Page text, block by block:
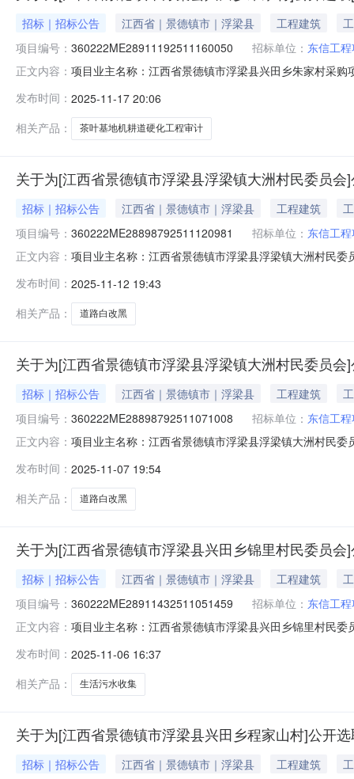
招标｜招标公告 江西省｜景德镇市｜浮梁县 工程建筑
项目编号： 360222ME28911192511160050 招标单位： 东信工
正文内容： 项目业主名称：江西省景德镇市浮梁县兴田乡朱家村采
签订合同时间：15（个工作日）资质要求：备案要求说
成都泽典
发布时间： 2025-11-17 20:06
相关产品：
茶叶基地机耕道硬化工程审计
关于为[江西省景德镇市浮梁县浮梁镇大洲村民委员
招标｜招标公告 江西省｜景德镇市｜浮梁县 工程建筑
项目编号： 360222ME28898792511120981 招标单位： 东信工
正文内容： 项目业主名称：江西省景德镇市浮梁县浮梁镇大洲村民
服务收费基准价服务内容：结算审核洽谈时间：5（个工
中介：
发布时间： 2025-11-12 19:43
相关产品：
道路白改黑
关于为[江西省景德镇市浮梁县浮梁镇大洲村民委员
招标｜招标公告 江西省｜景德镇市｜浮梁县 工程建筑
项目编号： 360222ME28898792511071008 招标单位： 东信工
正文内容： 项目业主名称：江西省景德镇市浮梁县浮梁镇大洲村民
服务收费基准价服务内容：结算审核洽谈时间：3（个工
中介：
发布时间： 2025-11-07 19:54
相关产品：
道路白改黑
关于为[江西省景德镇市浮梁县兴田乡锦里村民委员
招标｜招标公告 江西省｜景德镇市｜浮梁县 工程建筑
项目编号： 360222ME28911432511051459 招标单位： 东信工
正文内容： 项目业主名称：江西省景德镇市浮梁县兴田乡锦里村民
设工程造价咨询服务收费基准价服务内容：工程造价咨
说明：无选取
发布时间： 2025-11-06 16:37
相关产品：
生活污水收集
关于为[江西省景德镇市浮梁县兴田乡程家山村]公开
招标｜招标公告 江西省｜景德镇市｜浮梁县 工程建筑